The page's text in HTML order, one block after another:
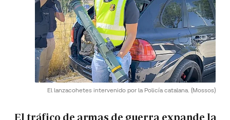
El lanzacohetes intervenido por la Policía catalana. (Mossos)